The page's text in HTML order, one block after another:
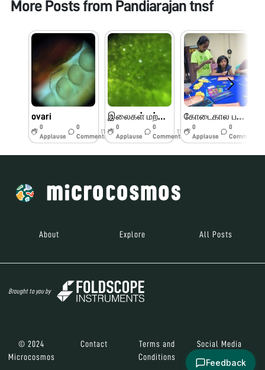
More Posts from Pandiarajan tnsf
ovari
0
Applause
0
Comments
11w
இலைகள் மற்றும் பூக்களின் பாகங்கள்
0
Applause
0
Comments
11w
கோடைகால பயிற்சி முகாம் பெரியார் அறிவியல் மையம்
0
Applause
0
Comments
About Explore All Posts
Brought to you by
© 2024
Microcosmos
Contact
Terms and
Conditions
Social Media
Feedback